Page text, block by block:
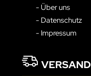
- Über uns
- Datenschutz
- Impressum
VERSAND